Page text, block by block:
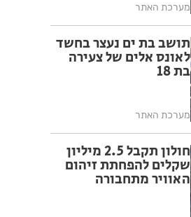
מערכת האתר
תושב בת ים נעצר בחשד
לאונס אלים של צעירה
בת 18
מערכת האתר
חולון תקבל 2.5 מיליון
שקלים להפחתת זיהום
האוויר מתחבורה